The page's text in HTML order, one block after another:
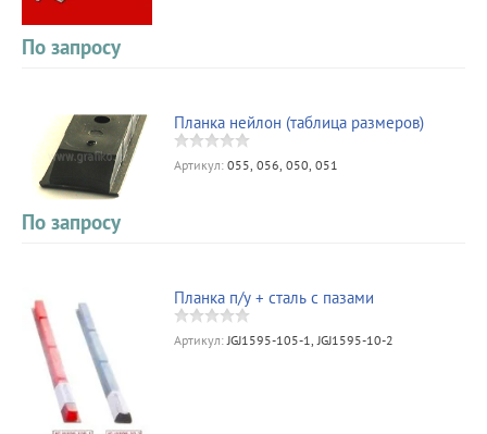
По запросу
Планка нейлон (таблица размеров)
Артикул: 055, 056, 050, 051
По запросу
Планка п/у + сталь с пазами
Артикул: JGJ1595-105-1, JGJ1595-10-2